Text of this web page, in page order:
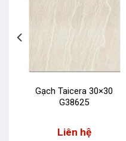
Gạch Taicera 30×30
G38625
Liên hệ